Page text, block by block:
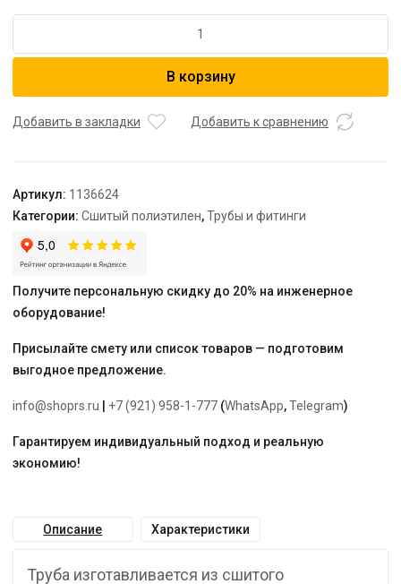
USYSTEMS
Pipe
отрезок
6
В корзину
Добавить в закладки Добавить к сравнению
Артикул: 1136624
Категории: Сшитый полиэтилен,Трубы и фитинги
Получите персональную скидку до 20% на инженерное
оборудование!
Присылайте смету или список товаров — подготовим
выгодное предложение.
info@shoprs.ru +7 (921) 958-1-777 (WhatsApp,Telegram)
Гарантируем индивидуальный подход и реальную
экономию!
Описание Характеристики
Труба изготавливается из сшитого